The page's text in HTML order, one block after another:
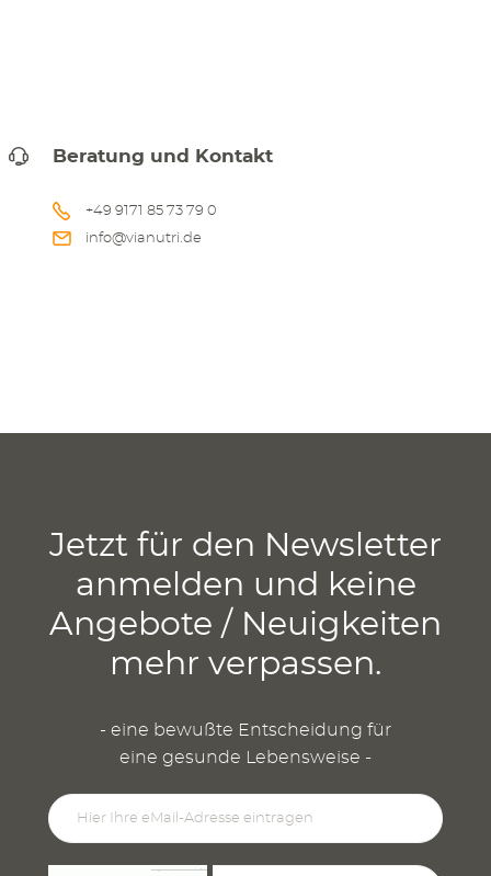
Beratung und Kontakt
+49 9171 85 73 79 0
info@vianutri.de
Jetzt für den Newsletter
anmelden und keine
Angebote / Neuigkeiten
mehr verpassen.
- eine bewußte Entscheidung für
eine gesunde Lebensweise -